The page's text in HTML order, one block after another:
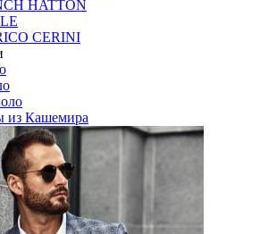
HATTON
CERINI
из Кашемира